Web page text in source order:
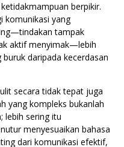
berpikir.
komunikasi yang
tampak
aktif menyimak—lebih
daripada kecerdasan
secara tidak tepat juga
yang kompleks bukanlah
lebih sering itu
menyesuaikan bahasa
dari komunikasi efektif,